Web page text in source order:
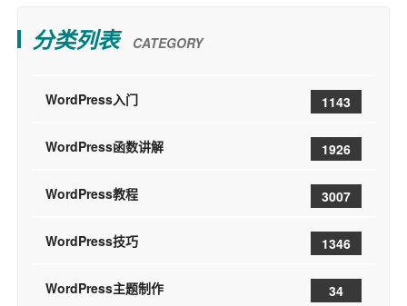
分类列表 CATEGORY
WordPress入门 1143
WordPress函数讲解 1926
WordPress教程 3007
WordPress技巧 1346
WordPress主题制作 34